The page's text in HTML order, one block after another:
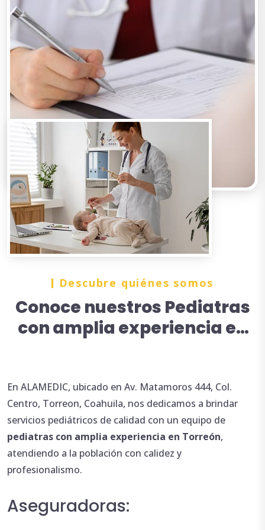
Descubre quiénes somos
Conoce nuestros Pediatras
con amplia experiencia en
En ALAMEDIC, ubicado en Av. Matamoros 444, Col.
Centro, Torreon, Coahuila, nos dedicamos a brindar
servicios pediátricos de calidad con un equipo de
pediatras con amplia experiencia en Torreón,
atendiendo a la población con calidez y
profesionalismo.
Aseguradoras: